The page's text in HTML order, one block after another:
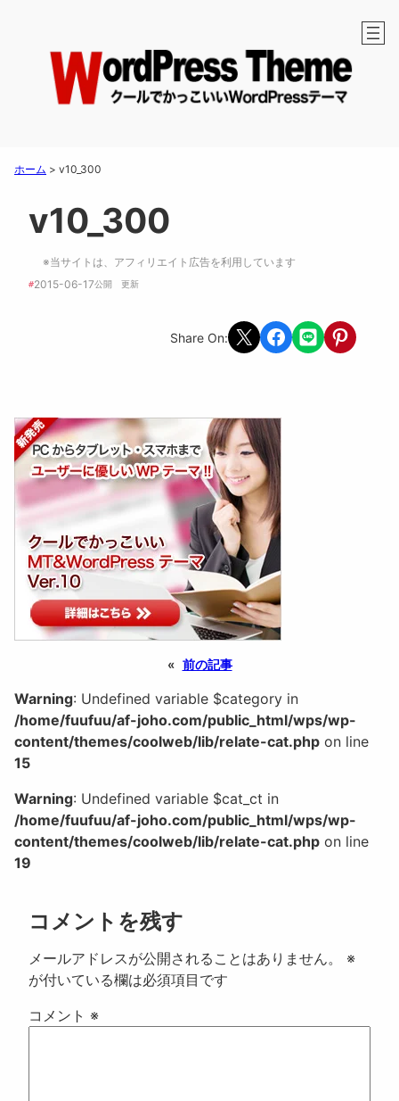
ホーム > v10_300
v10_300
※当サイトは、アフィリエイト広告を利用しています
#2015-06-17公開 更新
Share On: Share on X Share on Facebook
Share on LINEShare on
« 前の記事
Warning: Undefined variable $category in
/home/fuufuu/af-joho.com/public_html/wps/wp-
content/themes/coolweb/lib/relate-cat.php on line
15
Warning: Undefined variable $cat_ct in
/home/fuufuu/af-joho.com/public_html/wps/wp-
content/themes/coolweb/lib/relate-cat.php on line
19
コメントを残す
メールアドレスが公開されることはありません。
※
が付いている欄は必須項目です
コメント ※